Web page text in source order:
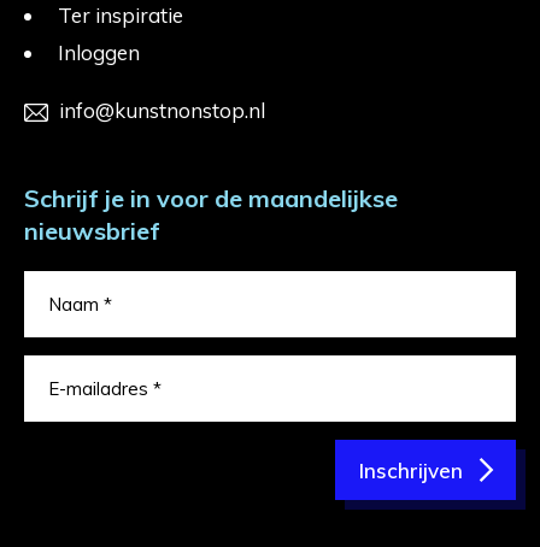
Ter inspiratie
Inloggen
info@kunstnonstop.nl
Schrijf je in voor de maandelijkse
nieuwsbrief
Inschrijven